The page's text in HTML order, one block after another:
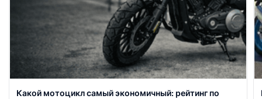
Какой мотоцикл самый экономичный: рейтинг по